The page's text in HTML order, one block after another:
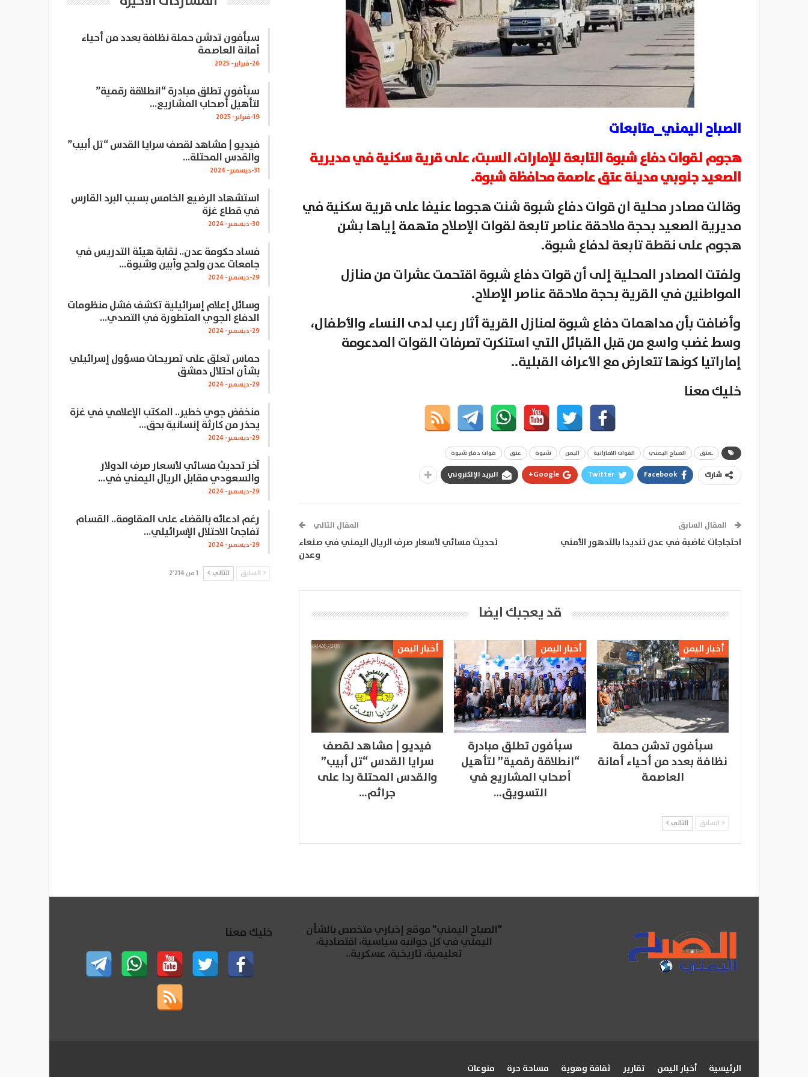
الصباح اليمني_متابعات
هجوم لقوات دفاع شبوة التابعة للإمارات، السبت، على قرية سكنية في مديرية
الصعيد جنوبي مدينة عتق عاصمة محافظة شبوة.
وقالت مصادر محلية ان قوات دفاع شبوة شنت هجوما عنيفا على قرية سكنية في
مديرية الصعيد بحجة ملاحقة عناصر تابعة لقوات الإصلاح متهمة إياها بشن
هجوم على نقطة تابعة لدفاع شبوة.
ولفتت المصادر المحلية إلى أن قوات دفاع شبوة اقتحمت عشرات من منازل
المواطنين في القرية بحجة ملاحقة عناصر الإصلاح.
وأضافت بأن مداهمات دفاع شبوة لمنازل القرية أثار رعب لدى النساء والأطفال،
وسط غضب واسع من قبل القبائل التي استنكرت تصرفات القوات المدعومة
إماراتيا كونها تتعارض مع الأعراف القبلية..
خليك معنا
ـعتق الصباح اليمني القوات الاماراتية اليمن شبوة عتق قوات دفاع شبوة
شارك Facebook
Twitter
Google+ البريد الإلكتروني
المقال السابق
احتجاجات غاضبة في عدن تنديدا بالتدهور الأمني
المقال التالي
تحديث مسائي لأسعار صرف الريال اليمني في صنعاء
وعدن
قد يعجبك ايضا
أخبار اليمن
سبأفون تدشن حملة
نظافة بعدد من أحياء أمانة
العاصمة
أخبار اليمن
سبأفون تطلق مبادرة
“انطلاقة رقمية” لتأهيل
أصحاب المشاريع في
التسويق…
أخبار اليمن
فيديو | مشاهد لقصف
سرايا القدس “تل أبيب”
والقدس المحتلة ردا على
جرائم…
السابق التالي
سبأفون تدشن حملة نظافة بعدد من أحياء
أمانة العاصمة
26-فبراير- 2025
سبأفون تطلق مبادرة “انطلاقة رقمية”
لتأهيل أصحاب المشاريع…
19-فبراير- 2025
فيديو | مشاهد لقصف سرايا القدس “تل أبيب”
والقدس المحتلة…
31-ديسمبر- 2024
استشهاد الرضيع الخامس بسبب البرد القارس
في قطاع غزة
30-ديسمبر- 2024
فساد حكومة عدن.. نقابة هيئة التدريس في
جامعات عدن ولحج وأبين وشبوة…
29-ديسمبر- 2024
وسائل إعلام إسرائيلية تكشف فشل منظومات
الدفاع الجوي المتطورة في التصدي…
29-ديسمبر- 2024
حماس تعلق على تصريحات مسؤول إسرائيلي
بشأن احتلال دمشق
29-ديسمبر- 2024
منخفض جوي خطير.. المكتب الإعلامي في غزة
يحذر من كارثة إنسانية بحق…
29-ديسمبر- 2024
آخر تحديث مسائي لأسعار صرف الدولار
والسعودي مقابل الريال اليمني في…
29-ديسمبر- 2024
رغم ادعائه بالقضاء على المقاومة.. القسام
تفاجئ الاحتلال الإسرائيلي…
29-ديسمبر- 2024
السابق التالي 1 من 2٬214
"الصباح اليمني" موقع إخباري متخصص بالشأن
اليمني في كل جوانبه سياسية، اقتصادية،
تعليمية، تاريخية، عسكرية..
خليك معنا
الرئيسية أخبار اليمن تقارير ثقافة وهوية مساحة حرة منوعات